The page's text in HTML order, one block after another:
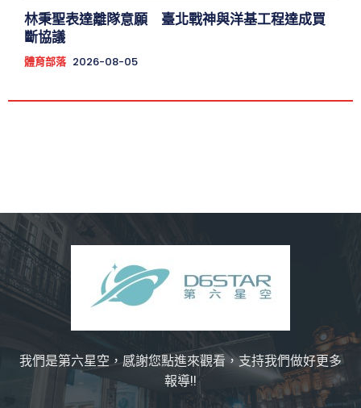
林秉聖表達離隊意願 臺北戰神與洋基工程達成買
斷協議
體育部落 2026-08-05
我們是第六星空，感謝您點進來觀看，支持我們做好更多
報導!!